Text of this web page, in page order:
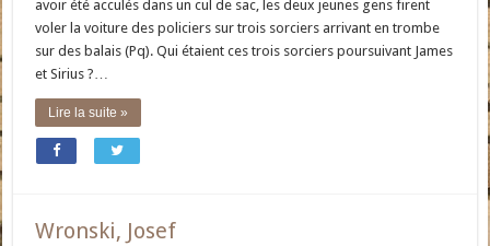
avoir été acculés dans un cul de sac, les deux jeunes gens firent
voler la voiture des policiers sur trois sorciers arrivant en trombe
sur des balais (Pq). Qui étaient ces trois sorciers poursuivant James
et Sirius ?…
Lire la suite »
Wronski, Josef